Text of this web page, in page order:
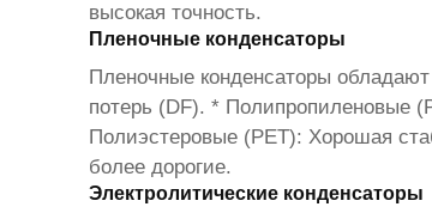
высокая точность.
Пленочные конденсаторы
Пленочные конденсаторы
потерь (DF). * Полипропиленовые
Полиэстеровые (PET): Хорошая
более дорогие.
Электролитические конденсаторы